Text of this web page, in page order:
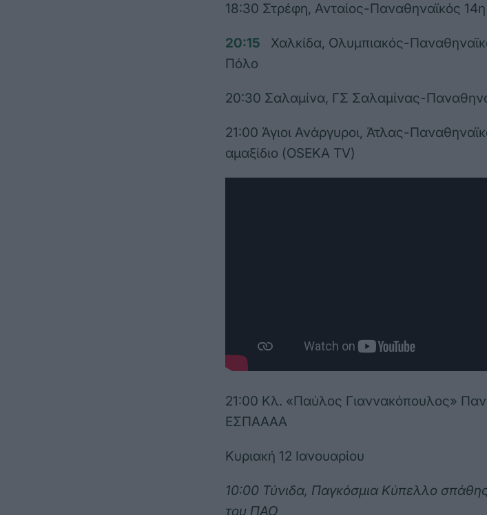
18:30 Στρέφη, Ανταίος-Παναθηναϊκός
20:15
Χαλκίδα, Ολυμπιακός-
Πόλο
20:30 Σαλαμίνα, ΓΣ Σαλαμίνας-
21:00 Άγιοι Ανάργυροι, Άτλας-
αμαξίδιο (OSEKA TV)
21:00 Κλ. «Παύλος Γιαννακόπουλος»
ΕΣΠΑΑΑΑ
Κυριακή 12 Ιανουαρίου
10:00 Τύνιδα, Παγκόσμια Κύπελλο
του ΠΑΟ